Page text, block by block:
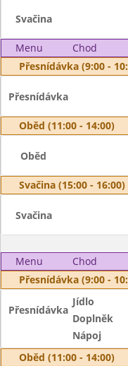
Svačina
Menu Chod
Přesnídávka (9:00 -
Přesnídávka
Oběd (11:00 - 14:00)
Oběd
Svačina (15:00 - 16:00)
Svačina
Menu Chod
Přesnídávka (9:00 -
Přesnídávka
Jídlo
Doplněk
Nápoj
Oběd (11:00 - 14:00)